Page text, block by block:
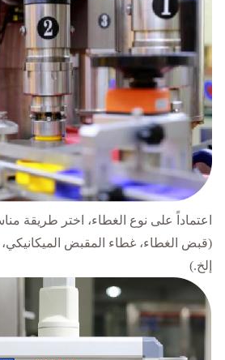
اعتماداً على نوع الغطاء، اختر طريقة
(قبض الغطاء، غطاء المقبض
إلخ.)